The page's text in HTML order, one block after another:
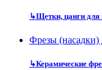
↳Щетки, цанги для
Фрезы (насадки)
↳Керамические